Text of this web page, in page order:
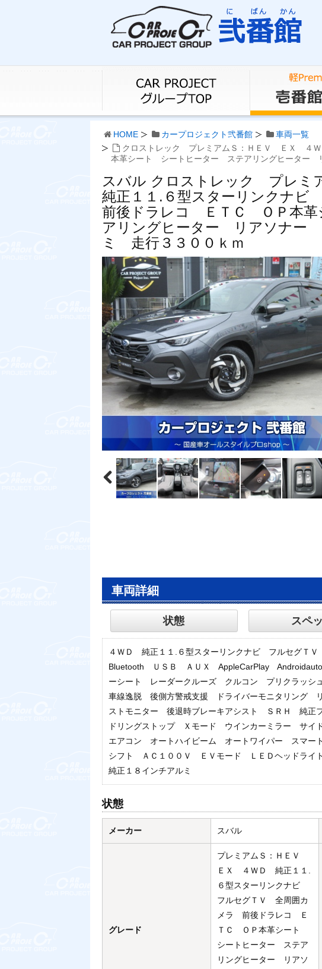
HOME カープロジェクト弐番館
車両一覧
クロストレック プレミアムＳ：ＨＥＶ ＥＸ ４
本革シート シートヒーター ステアリングヒーター
スバル クロストレック プレ
純正１１.６型スターリンクナ
前後ドラレコ ＥＴＣ ＯＰ本
アリングヒーター リアソナー
ミ 走行３３００ｋｍ
車両詳細
状態 スペ
４ＷＤ 純正１１.６型スターリンクナビ フルセグ
Bluetooth ＵＳＢ ＡＵＸ AppleCarPlay
ーシート レーダークルーズ クルコン プリクラッシ
車線逸脱 後側方警戒支援 ドライバーモニタリング
ストモニター 後退時ブレーキアシスト ＳＲＨ 純
ドリングストップ Ｘモード ウインカーミラー サ
エアコン オートハイビーム オートワイパー スマ
シフト ＡＣ１００Ｖ ＥＶモード ＬＥＤヘッドライ
純正１８インチアルミ
状態
メーカー スバル
グレード
プレミアムＳ：ＨＥＶ
ＥＸ ４ＷＤ 純正１１.
６型スターリンクナビ
フルセグＴＶ 全周囲カ
メラ 前後ドラレコ Ｅ
ＴＣ ＯＰ本革シート
シートヒーター ステア
リングヒーター リアソ